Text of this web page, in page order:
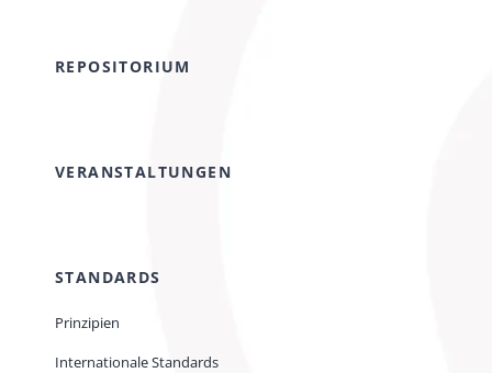
REPOSITORIUM
VERANSTALTUNGEN
STANDARDS
Prinzipien
Internationale Standards